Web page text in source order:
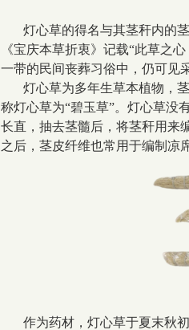
灯心草的得名与其茎秆内的
《宝庆本草折衷》记载“此草之
一带的民间丧葬习俗中，仍可见
灯心草为多年生草本植物，
称灯心草为“碧玉草”。灯心草没
长直，抽去茎髓后，将茎秆用来
之后，茎皮纤维也常用于编制凉
作为药材，灯心草于夏末秋